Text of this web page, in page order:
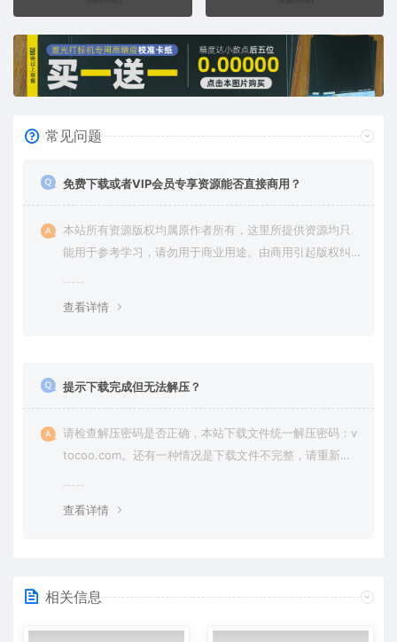
常见问题
免费下载或者VIP会员专享资源能否直接商用？
本站所有资源版权均属原作者所有，这里所提供资源均只
能用于参考学习，请勿用于商业用途。由商用引起版权纠
查看详情
提示下载完成但无法解压？
请检查解压密码是否正确，本站下载文件统一解压密码：v
tocoo.com。还有一种情况是下载文件不完整，请重新下
查看详情
相关信息